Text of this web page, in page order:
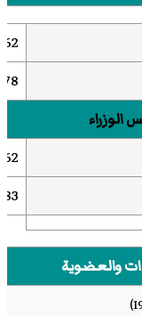
الوزراء
والعضوية